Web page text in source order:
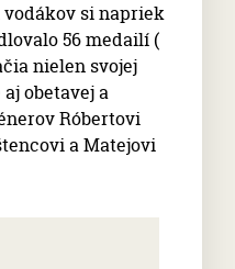
si napriek
56 medailí (
nielen svojej
obetavej a
Róbertovi
a Matejovi